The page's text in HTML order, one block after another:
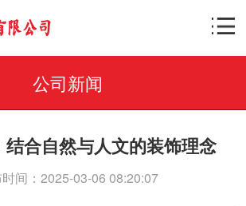
公司新闻
合自然与人文的装饰理念
间：2025-03-06 08:20:07